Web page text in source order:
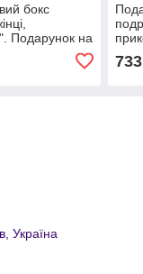
бокс
Подарунок на
дівчині
На Валентина
733
Україна